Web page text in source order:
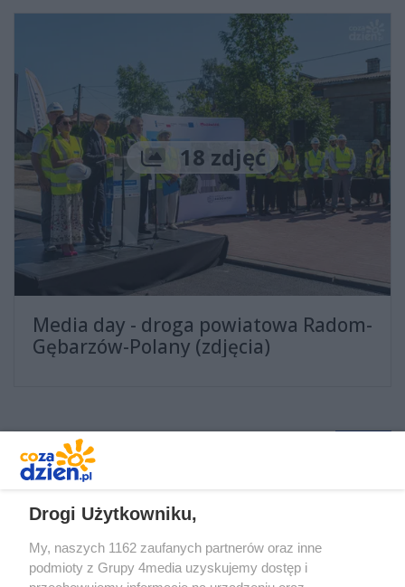
Liczba zdjęć
18 zdjęć
Media day - droga powiatowa Radom-
Gębarzów-Polany (zdjęcia)
Drogi Użytkowniku,
My, naszych 1162 zaufanych partnerów oraz inne
podmioty z Grupy 4media uzyskujemy dostęp i